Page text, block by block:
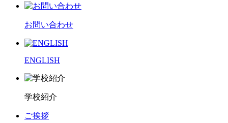
お問い合わせ
ENGLISH
学校紹介
ご挨拶